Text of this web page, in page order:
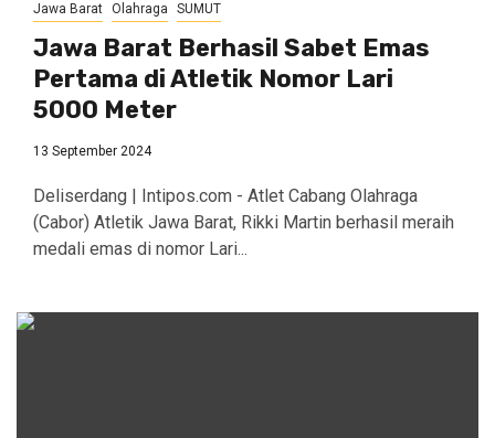
Jawa Barat Olahraga SUMUT
Jawa Barat Berhasil Sabet Emas
Pertama di Atletik Nomor Lari
5000 Meter
13 September 2024
Deliserdang | Intipos.com - Atlet Cabang Olahraga
(Cabor) Atletik Jawa Barat, Rikki Martin berhasil meraih
medali emas di nomor Lari...